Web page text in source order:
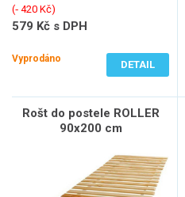
(‐ 420 Kč)
579 Kč s DPH
Vyprodáno
DETAIL
Rošt do postele ROLLER
90x200 cm